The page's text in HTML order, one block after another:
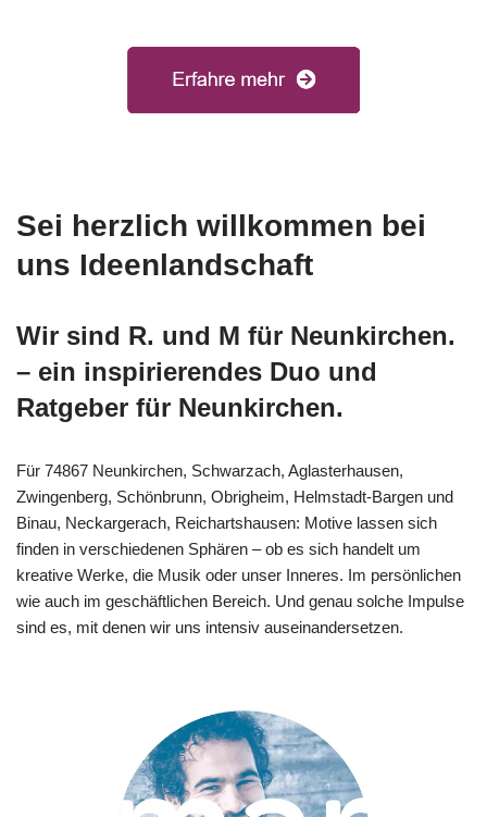
Sei herzlich willkommen bei
uns Ideenlandschaft
Wir sind R. und M für Neunkirchen.
– ein inspirierendes Duo und
Ratgeber für Neunkirchen.
Für 74867 Neunkirchen, Schwarzach, Aglasterhausen,
Zwingenberg, Schönbrunn, Obrigheim, Helmstadt-Bargen und
Binau, Neckargerach, Reichartshausen: Motive lassen sich
finden in verschiedenen Sphären – ob es sich handelt um
kreative Werke, die Musik oder unser Inneres. Im persönlichen
wie auch im geschäftlichen Bereich. Und genau solche Impulse
sind es, mit denen wir uns intensiv auseinandersetzen.